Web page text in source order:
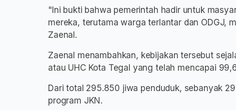
"Ini bukti bahwa pemerintah hadir untuk
mereka, terutama warga terlantar dan ODGJ,
Zaenal.
Zaenal menambahkan, kebijakan tersebut
atau UHC Kota Tegal yang telah mencapai
Dari total 295.850 jiwa penduduk, sebanyak
program JKN.